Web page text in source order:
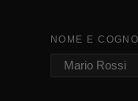
NOME E